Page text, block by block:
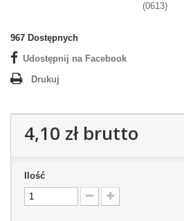
(0613)
967 Dostępnych
Udostępnij na Facebook
Drukuj
4,10 złbrutto
Ilość